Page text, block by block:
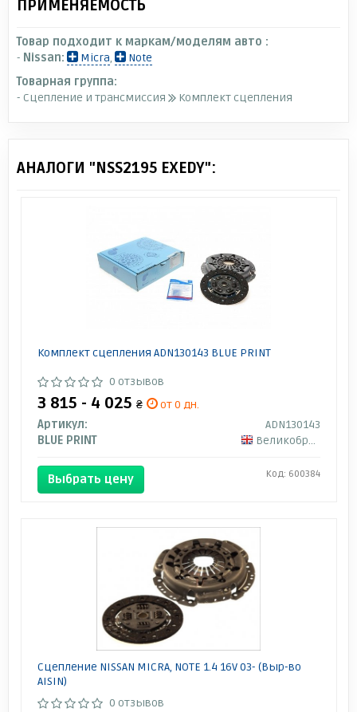
ПРИМЕНЯЕМОСТЬ
Товар подходит к маркам/моделям авто :
- Nissan: Micra,
Note
Товарная группа:
- Сцепление и трансмиссия
Комплект сцепления
АНАЛОГИ "NSS2195 EXEDY":
Комплект сцепления ADN130143 BLUE PRINT
0 отзывов
3 815 - 4 025 ₴
от 0 дн.
Артикул:
ADN130143
BLUE PRINT
Великобритания
Выбрать цену Код: 600384
Сцепление NISSAN MICRA, NOTE 1.4 16V 03- (Выр-во
AISIN)
0 отзывов